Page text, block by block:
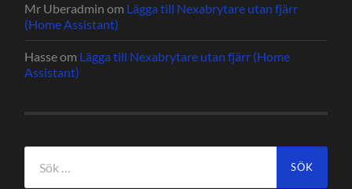
Mr Uberadmin om Lägga till Nexabrytare utan fjärr
(Home Assistant)
Hasseom Lägga till Nexabrytare utan fjärr (Home
Assistant)
efter: